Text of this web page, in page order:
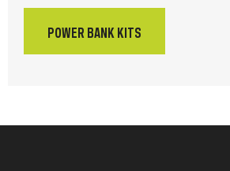
POWER BANK KITS